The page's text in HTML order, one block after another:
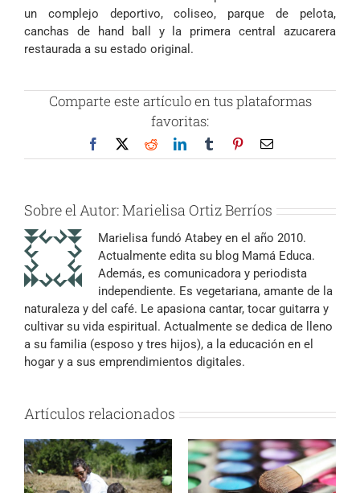
un complejo deportivo, coliseo, parque de pelota,
canchas de hand ball y la primera central azucarera
restaurada a su estado original.
Comparte este artículo en tus plataformas
favoritas:
Facebook RedditLinkedInTumblr PinterestCorreo
electrónico
Sobre el Autor:Marielisa Ortiz Berríos
Marielisa fundó Atabey en el año 2010.
Actualmente edita su blog Mamá Educa.
Además, es comunicadora y periodista
independiente. Es vegetariana, amante de la
naturaleza y del café. Le apasiona cantar, tocar guitarra y
cultivar su vida espiritual. Actualmente se dedica de lleno
a su familia (esposo y tres hijos), a la educación en el
hogar y a sus emprendimientos digitales.
Artículos relacionados